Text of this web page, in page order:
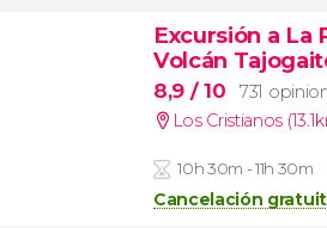
Excursión a La
Volcán
8,9 / 10
731
Los Cristianos
10h 30m - 11h 30m
Cancelación